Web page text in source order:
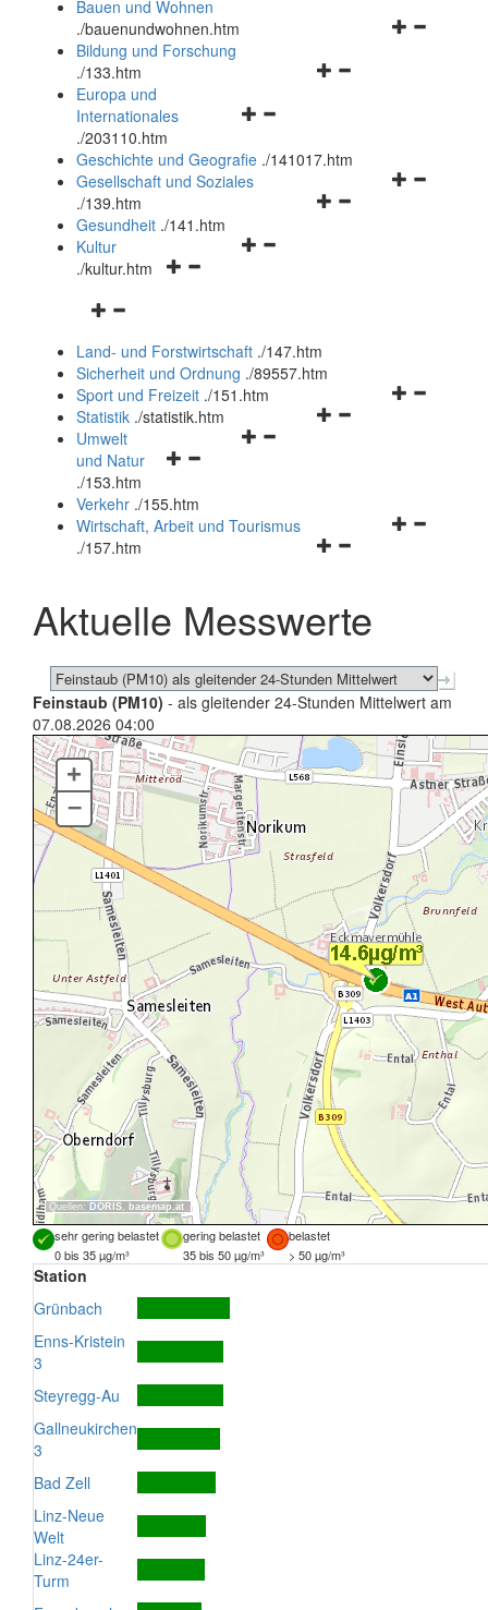
Bauen und Wohnen
./bauenundwohnen.htm
Navigationsmenü
Bildung und Forschung
./133.htm
Navigationsmenü
und
schließen
Europa und
Internationales
./203110.htm
Geschichte und Geografie ./141017.htm
Navigationsmenü
Gesellschaft und Soziales
./139.htm
Navigationsmenü
Gesundheit ./141.htm
Navigationsmenü
Kultur
./kultur.htm
Navigationsmenü
und
schließen
Land- und Forstwirtschaft ./147.htm
Sicherheit und Ordnung ./89557.htm
Navigationsmenü
Sport und Freizeit ./151.htm
Navigationsmenü
Statistik ./statistik.htm
Navigationsmenü
und
schließen
Umwelt
und Natur
./153.htm
Verkehr ./155.htm
Navigationsmenü
schließen
Wirtschaft, Arbeit und Tourismus
./157.htm
Aktuelle Messwerte
Feinstaub (PM10) - als gleitender 24-Stunden Mittelwert am
07.08.2026 04:00
Quellen: DORIS, basemap.at
+
–
sehr gering belastet gering belastet
belastet
0 bis 35 µg/m³
35 bis 50 µg/m³ > 50 µg/m³
Station
Grünbach
Enns-Kristein
3
Steyregg-Au
Gallneukirchen
3
Bad Zell
Linz-Neue
Welt
Linz-24er-
Turm